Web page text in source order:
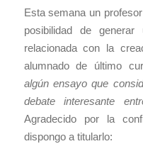
Esta semana un
posibilidad de
relacionada con la
alumnado de último
algún ensayo que
debate interesante
Agradecido por la
dispongo a titularlo: